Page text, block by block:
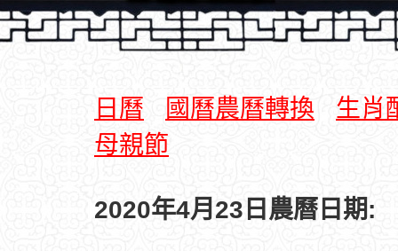
日曆 國曆農曆轉換
生肖
母親節
2020年4月23日農曆日期: